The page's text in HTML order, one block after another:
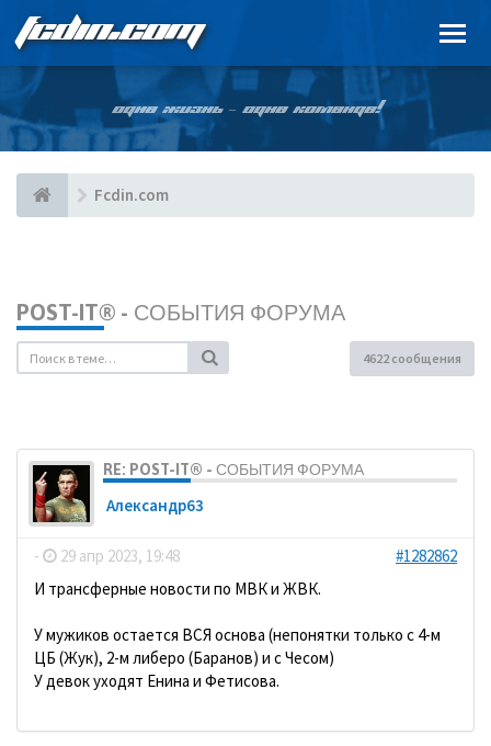
FCDIN.COM
ОДНА ЖИЗНЬ – ОДНА КОМАНДА!
Fcdin.com
POST-IT® - СОБЫТИЯ ФОРУМА
4622 сообщения
RE: POST-IT® - СОБЫТИЯ ФОРУМА
Александр63
- 29 апр 2023, 19:48
#1282862
И трансферные новости по МВК и ЖВК.
У мужиков остается ВСЯ основа (непонятки только с 4-м
ЦБ (Жук), 2-м либеро (Баранов) и с Чесом)
У девок уходят Енина и Фетисова.